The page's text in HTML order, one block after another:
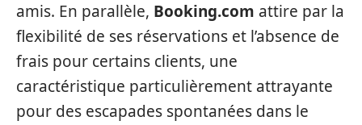
amis. En parallèle, Booking.com attire par la
flexibilité de ses réservations et l’absence de
frais pour certains clients, une
caractéristique particulièrement attrayante
pour des escapades spontanées dans le